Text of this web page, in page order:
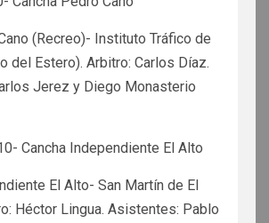
(Recreo)- Instituto Tráfico de
del Estero). Arbitro: Carlos Díaz.
Jerez y Diego Monasterio
Cancha Independiente El Alto
El Alto- San Martín de El
Héctor Lingua. Asistentes: Pablo